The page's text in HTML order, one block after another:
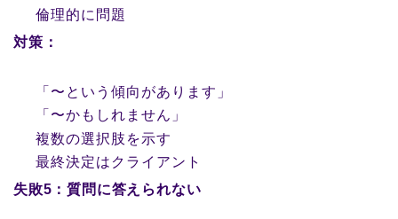
倫理的に問題
対策：
「〜という傾向があります」
「〜かもしれません」
複数の選択肢を示す
最終決定はクライアント
失敗5：質問に答えられない